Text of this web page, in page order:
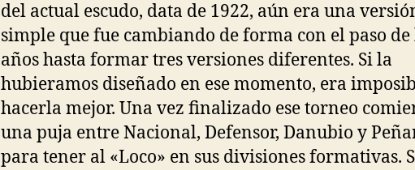
del actual escudo, data de 1922, aún era una
simple que fue cambiando de forma con el paso de
años hasta formar tres versiones diferentes. Si la
hubieramos diseñado en ese momento, era
hacerla mejor. Una vez finalizado ese torneo
una puja entre Nacional, Defensor, Danubio y
para tener al «Loco» en sus divisiones formativas.